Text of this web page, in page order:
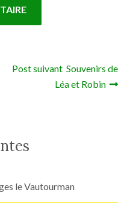
l’article
Post suivant Souvenirs de
Léa et Robin
le Vautourman